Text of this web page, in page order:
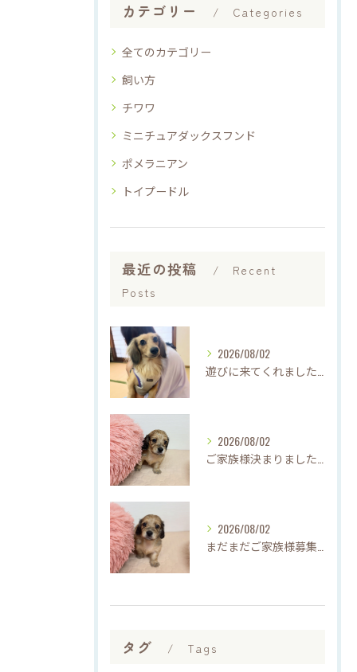
カテゴリー Categories
全てのカテゴリー
飼い方
チワワ
ミニチュアダックスフンド
ポメラニアン
トイプードル
最近の投稿
Recent
Posts
2026/08/02
遊びに来てくれました♡(о´∀`о)
2026/08/02
ご家族様決まりました♡♪
2026/08/02
まだまだご家族様募集してますU・x・U✳︎
タグ Tags